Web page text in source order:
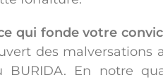
qui fonde votre
des
BURIDA. En notre